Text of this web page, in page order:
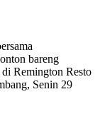
bareng
Remington Resto
Senin 29